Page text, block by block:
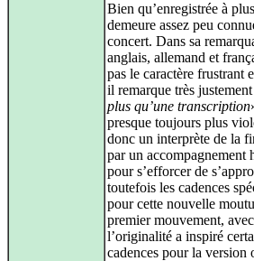
Bien qu’enregistrée à
demeure assez peu
concert. Dans sa
anglais, allemand et
pas le caractère frustrant
il remarque très
plus qu’une transcription
presque toujours plus
donc un interprète de la
par un accompagnement
pour s’efforcer de
toutefois les cadences
pour cette nouvelle
premier mouvement,
l’originalité a inspiré
cadences pour la version